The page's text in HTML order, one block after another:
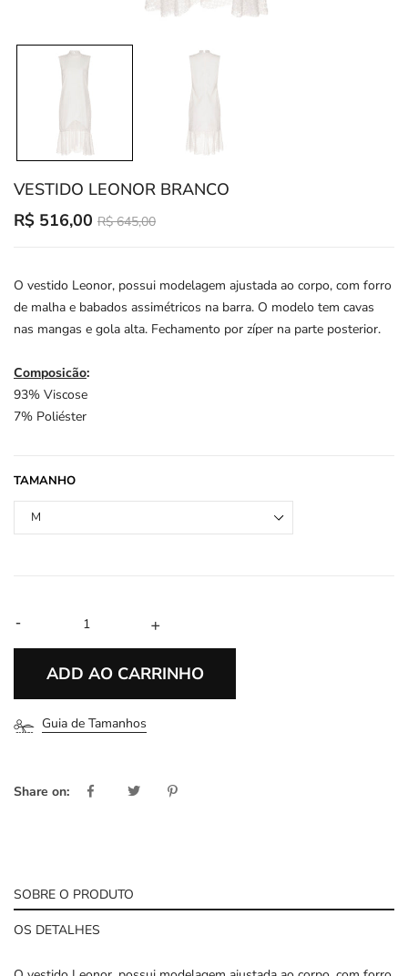
VESTIDO LEONOR BRANCO
Translation
R$ 516,00 R$ 645,00
O vestido Leonor, possui modelagem ajustada ao corpo, com forro
de malha e babados assimétricos na barra. O modelo tem cavas
nas mangas e gola alta. Fechamento por zíper na parte posterior.
Composicão:
93% Viscose
7% Poliéster
TAMANHO
M
+
-
ADD AO CARRINHO
Guia de Tamanhos
Share on:
SOBRE O PRODUTO
OS DETALHES